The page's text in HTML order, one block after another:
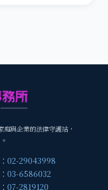
與企業的法律守護站，
02-29043998
03-6586032
07-2819120